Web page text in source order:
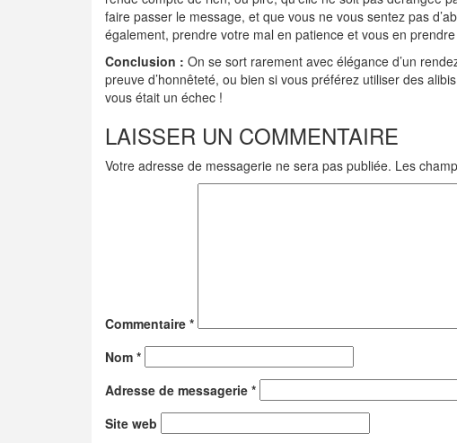
faire passer le message, et que vous ne vous sentez pas
également, prendre votre mal en patience et vous en
Conclusion : On se sort rarement avec élégance d’un
preuve d’honnêteté, ou bien si vous préférez utiliser des
vous était un échec !
LAISSER UN COMMENTAIRE
Votre adresse de messagerie ne sera pas publiée. Les
Commentaire *
Nom *
Adresse de messagerie *
Site web